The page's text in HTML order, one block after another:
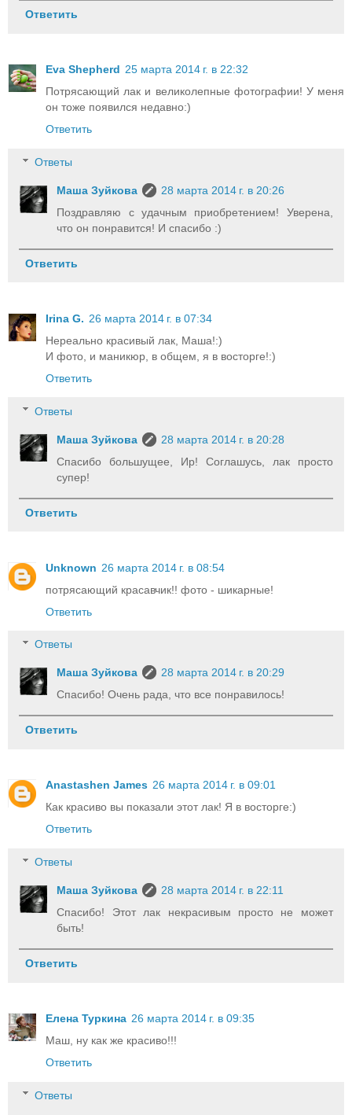
Ответить
Eva Shepherd 25 марта 2014 г. в 22:32
Потрясающий лак и великолепные фотографии! У меня
он тоже появился недавно:)
Ответить
Ответы
Маша Зуйкова
28 марта 2014 г. в 20:26
Поздравляю с удачным приобретением! Уверена,
что он понравится! И спасибо :)
Ответить
Irina G. 26 марта 2014 г. в 07:34
Нереально красивый лак, Маша!:)
И фото, и маникюр, в общем, я в восторге!:)
Ответить
Ответы
Маша Зуйкова
28 марта 2014 г. в 20:28
Спасибо большущее, Ир! Соглашусь, лак просто
супер!
Ответить
Unknown 26 марта 2014 г. в 08:54
потрясающий красавчик!! фото - шикарные!
Ответить
Ответы
Маша Зуйкова
28 марта 2014 г. в 20:29
Спасибо! Очень рада, что все понравилось!
Ответить
Anastashen James 26 марта 2014 г. в 09:01
Как красиво вы показали этот лак! Я в восторге:)
Ответить
Ответы
Маша Зуйкова
28 марта 2014 г. в 22:11
Спасибо! Этот лак некрасивым просто не может
быть!
Ответить
Елена Туркина 26 марта 2014 г. в 09:35
Маш, ну как же красиво!!!
Ответить
Ответы